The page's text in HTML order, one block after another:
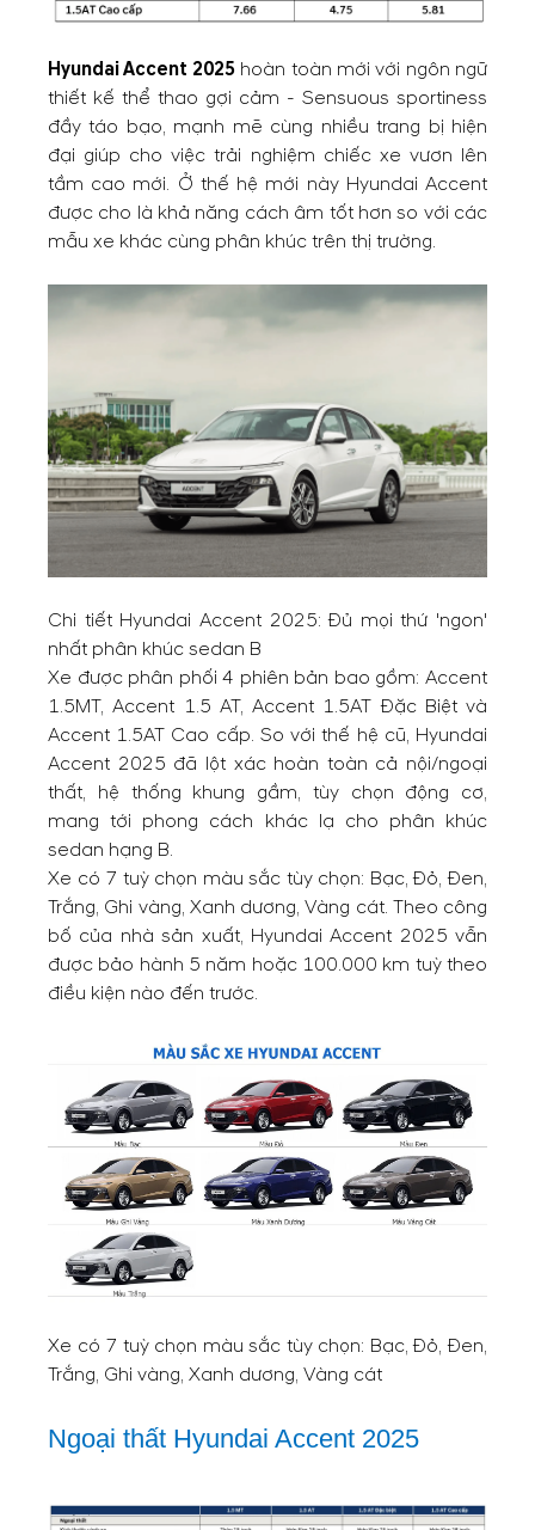
Hyundai Accent 2025hoàn toàn mới với ngôn ngữ
thiết kế thể thao gợi cảm - Sensuous sportiness
đầy táo bạo, mạnh mẽ cùng nhiều trang bị hiện
đại giúp cho việc trải nghiệm chiếc xe vươn lên
tầm cao mới. Ở thế hệ mới này Hyundai Accent
được cho là khả năng cách âm tốt hơn so với các
mẫu xe khác cùng phân khúc trên thị trường.
Chi tiết Hyundai Accent 2025: Đủ mọi thứ 'ngon'
nhất phân khúc sedan B
Xe được phân phối 4 phiên bản bao gồm: Accent
1.5MT, Accent 1.5 AT, Accent 1.5AT Đặc Biệt và
Accent 1.5AT Cao cấp. So với thế hệ cũ, Hyundai
Accent 2025 đã lột xác hoàn toàn cả nội/ngoại
thất, hệ thống khung gầm, tùy chọn động cơ,
mang tới phong cách khác lạ cho phân khúc
sedan hạng B.
Xe có 7 tuỳ chọn màu sắc tùy chọn: Bạc, Đỏ, Đen,
Trắng, Ghi vàng, Xanh dương, Vàng cát. Theo công
bố của nhà sản xuất, Hyundai Accent 2025 vẫn
được bảo hành 5 năm hoặc 100.000 km tuỳ theo
điều kiện nào đến trước.
Xe có 7 tuỳ chọn màu sắc tùy chọn: Bạc, Đỏ, Đen,
Trắng, Ghi vàng, Xanh dương, Vàng cát
Ngoại thất Hyundai Accent 2025